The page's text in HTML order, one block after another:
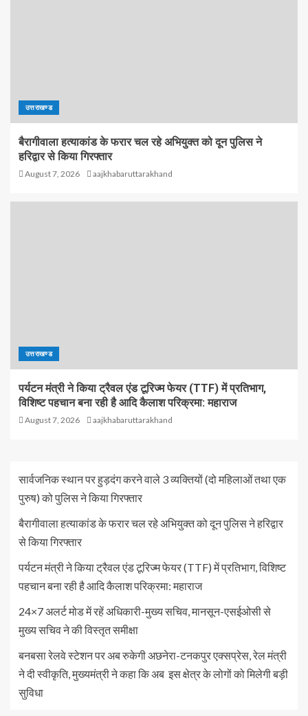
उत्तराखण्ड
बैरागीवाला हत्याकांड के फरार चल रहे अभियुक्त को दून पुलिस ने
हरिद्वार से किया गिरफ्तार
August 7, 2026 aajkhabaruttarakhand
उत्तराखण्ड
पर्यटन मंत्री ने किया ट्रैवल एंड टूरिज्म फेयर (TTF) में प्रतिभाग,
विशिष्ट पहचान बना रही है आदि कैलाश परिक्रमा: महाराज
August 7, 2026 aajkhabaruttarakhand
सार्वजनिक स्थान पर हुड़दंग करने वाले 3 व्यक्तियों (दो महिलाओं तथा एक
पुरुष) को पुलिस ने किया गिरफ्तार
बैरागीवाला हत्याकांड के फरार चल रहे अभियुक्त को दून पुलिस ने हरिद्वार
से किया गिरफ्तार
पर्यटन मंत्री ने किया ट्रैवल एंड टूरिज्म फेयर (TTF) में प्रतिभाग, विशिष्ट
पहचान बना रही है आदि कैलाश परिक्रमा: महाराज
24×7 अलर्ट मोड में रहें अधिकारी-मुख्य सचिव, मानसून-एसईओसी से
मुख्य सचिव ने की विस्तृत समीक्षा
बनबसा रेलवे स्टेशन पर अब रुकेगी अछनेरा-टनकपुर एक्सप्रेस, रेल मंत्री
ने दी स्वीकृति, मुख्यमंत्री ने कहा कि अब इस क्षेत्र के लोगों को मिलेगी बड़ी
सुविधा